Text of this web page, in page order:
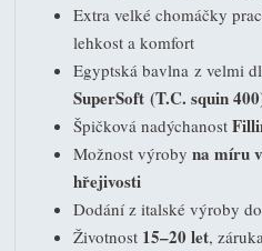
Extra velké chomáčky
lehkost a komfort
Egyptská bavlna z velmi
SuperSoft (T.C. squin
Špičková nadýchanost
Možnost výroby na míru
hřejivosti
Dodání z italské výroby do
Životnost 15–20 let,